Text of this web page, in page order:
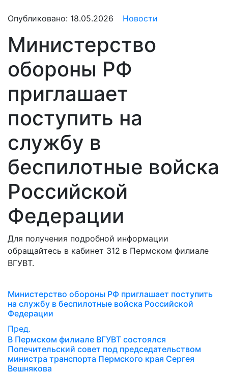
Опубликовано: 18.05.2026 Новости
Министерство
обороны РФ
приглашает
поступить на
службу в
беспилотные войска
Российской
Федерации
Для получения подробной информации
обращайтесь в кабинет 312 в Пермском филиале
ВГУВТ.
Министерство обороны РФ приглашает поступить
на службу в беспилотные войска Российской
Федерации
Пред.
В Пермском филиале ВГУВТ состоялся
Попечительский совет под председательством
министра транспорта Пермского края Сергея
Вешнякова